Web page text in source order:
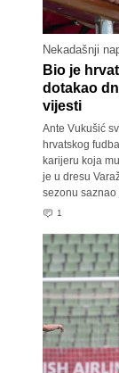
Nekadašnji
Bio je
dotakao
vijesti
Ante Vukušić
hrvatskog
karijeru koja
je u dresu
sezonu
1